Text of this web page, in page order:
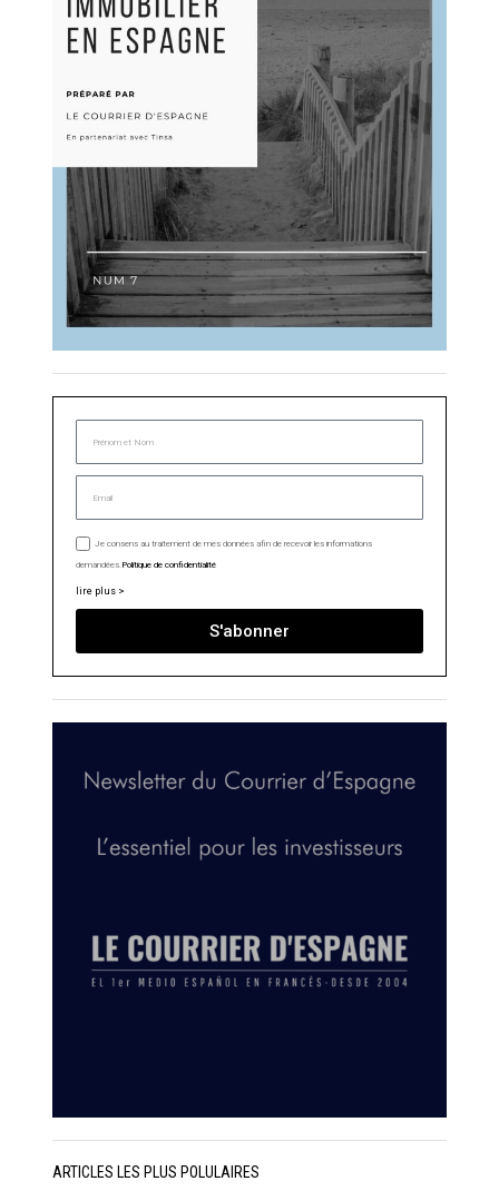
Je consens au traitement de mes données afin de recevoir les informations
demandées.Politique de confidentialité
lire plus >
S'abonner
ARTICLES LES PLUS POLULAIRES